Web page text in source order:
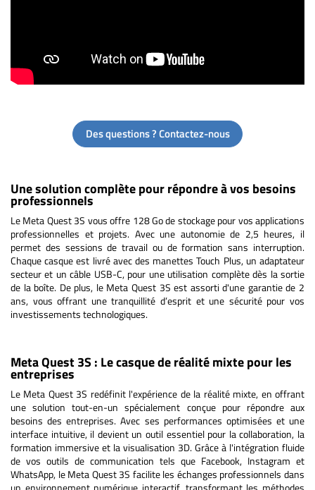
Des questions ? Contactez-nous
Une solution complète pour répondre à vos besoins
professionnels
Le Meta Quest 3S vous offre 128 Go de stockage pour vos applications
professionnelles et projets. Avec une autonomie de 2,5 heures, il
permet des sessions de travail ou de formation sans interruption.
Chaque casque est livré avec des manettes Touch Plus, un adaptateur
secteur et un câble USB-C, pour une utilisation complète dès la sortie
de la boîte. De plus, le Meta Quest 3S est assorti d'une garantie de 2
ans, vous offrant une tranquillité d’esprit et une sécurité pour vos
investissements technologiques.
Meta Quest 3S : Le casque de réalité mixte pour les
entreprises
Le Meta Quest 3S redéfinit l'expérience de la réalité mixte, en offrant
une solution tout-en-un spécialement conçue pour répondre aux
besoins des entreprises. Avec ses performances optimisées et une
interface intuitive, il devient un outil essentiel pour la collaboration, la
formation immersive et la visualisation 3D. Grâce à l'intégration fluide
de vos outils de communication tels que Facebook, Instagram et
WhatsApp, le Meta Quest 3S facilite les échanges professionnels dans